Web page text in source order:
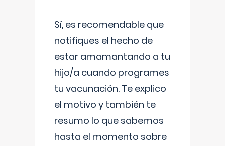
Sí, es recomendable que
notifiques el hecho de
estar amamantando a tu
hijo/a cuando programes
tu vacunación. Te explico
el motivo y también te
resumo lo que sabemos
hasta el momento sobre